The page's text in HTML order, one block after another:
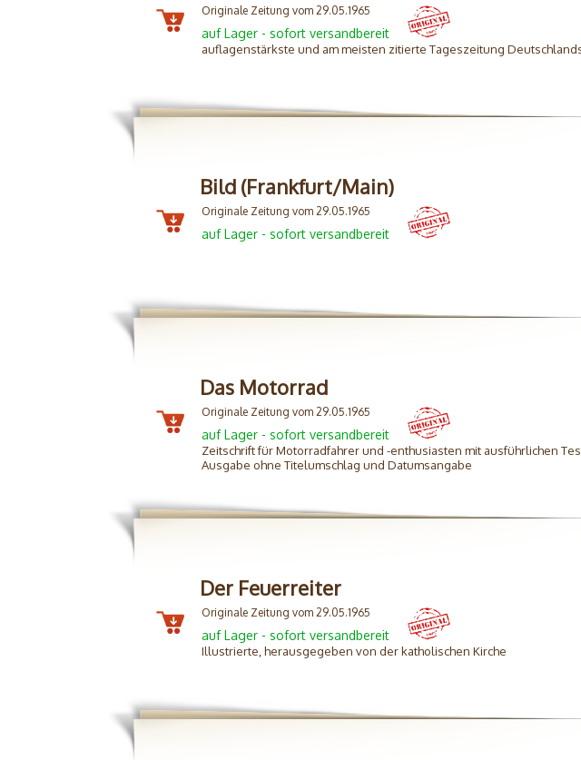
Originale Zeitung vom 29.05.1965
auf Lager - sofort versandbereit
auflagenstärkste und am meisten zitierte Tageszeitung
Bild (Frankfurt/Main)
Originale Zeitung vom 29.05.1965
auf Lager - sofort versandbereit
Das Motorrad
Originale Zeitung vom 29.05.1965
auf Lager - sofort versandbereit
Zeitschrift für Motorradfahrer und -enthusiasten mit ausführlichen
Ausgabe ohne Titelumschlag und Datumsangabe
Der Feuerreiter
Originale Zeitung vom 29.05.1965
auf Lager - sofort versandbereit
Illustrierte, herausgegeben von der katholischen Kirche